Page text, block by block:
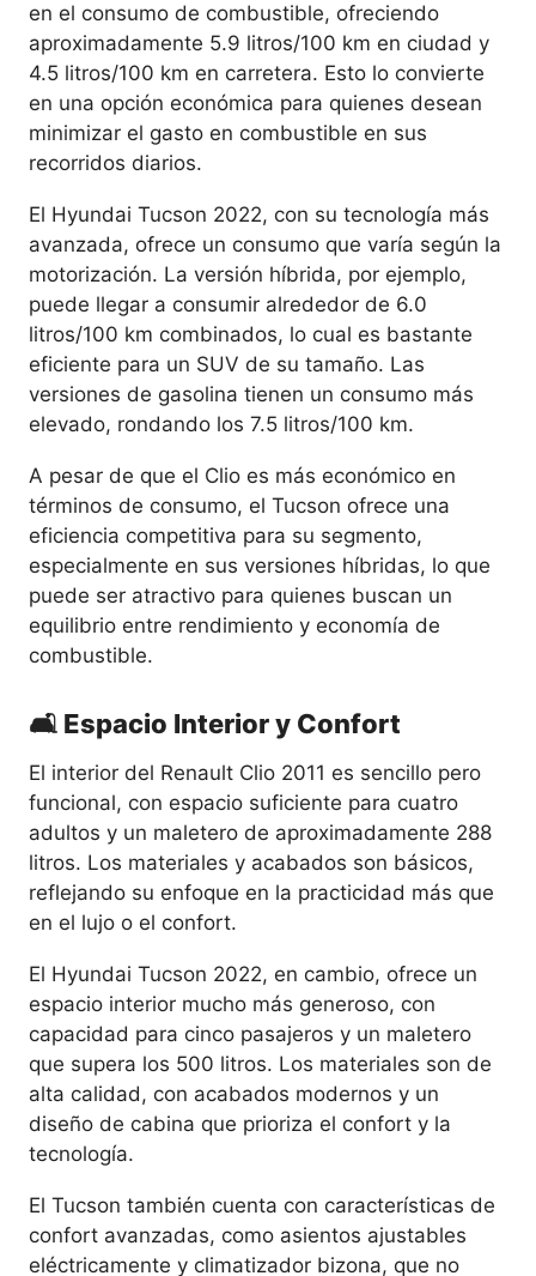
en el consumo de combustible, ofreciendo
aproximadamente 5.9 litros/100 km en ciudad y
4.5 litros/100 km en carretera. Esto lo convierte
en una opción económica para quienes desean
minimizar el gasto en combustible en sus
recorridos diarios.
El Hyundai Tucson 2022, con su tecnología más
avanzada, ofrece un consumo que varía según la
motorización. La versión híbrida, por ejemplo,
puede llegar a consumir alrededor de 6.0
litros/100 km combinados, lo cual es bastante
eficiente para un SUV de su tamaño. Las
versiones de gasolina tienen un consumo más
elevado, rondando los 7.5 litros/100 km.
A pesar de que el Clio es más económico en
términos de consumo, el Tucson ofrece una
eficiencia competitiva para su segmento,
especialmente en sus versiones híbridas, lo que
puede ser atractivo para quienes buscan un
equilibrio entre rendimiento y economía de
combustible.
🛋️ Espacio Interior y Confort
El interior del Renault Clio 2011 es sencillo pero
funcional, con espacio suficiente para cuatro
adultos y un maletero de aproximadamente 288
litros. Los materiales y acabados son básicos,
reflejando su enfoque en la practicidad más que
en el lujo o el confort.
El Hyundai Tucson 2022, en cambio, ofrece un
espacio interior mucho más generoso, con
capacidad para cinco pasajeros y un maletero
que supera los 500 litros. Los materiales son de
alta calidad, con acabados modernos y un
diseño de cabina que prioriza el confort y la
tecnología.
El Tucson también cuenta con características de
confort avanzadas, como asientos ajustables
eléctricamente y climatizador bizona, que no